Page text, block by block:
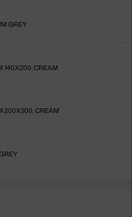
GREY
140X200, CREAM
200X300, CREAM